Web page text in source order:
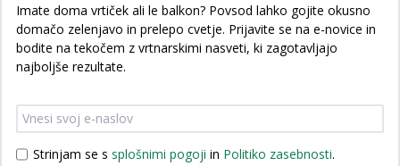
Imate doma vrtiček ali le balkon? Povsod lahko gojite okusno
domačo zelenjavo in prelepo cvetje. Prijavite se na e-novice in
bodite na tekočem z vrtnarskimi nasveti, ki zagotavljajo
najboljše rezultate.
Strinjam se s splošnimi pogoji in Politiko zasebnosti.